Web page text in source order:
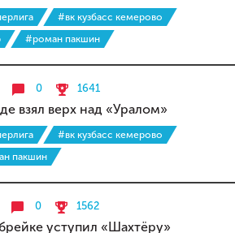
#вк кузбасс кемерово
#роман пакшин
0 1641
взял верх над «Уралом»
#вк кузбасс кемерово
пакшин
0 1562
уступил «Шахтёру»